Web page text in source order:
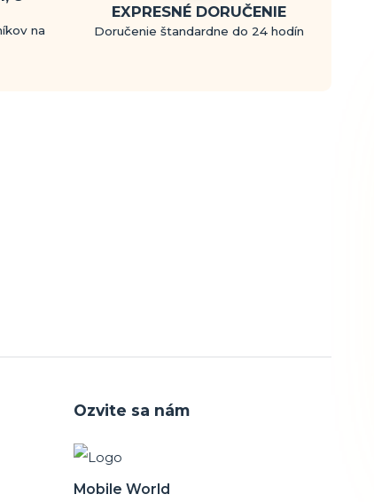
na
EXPRESNÉ DORUČENIE
Doručenie štandardne do 24 hodín
Ozvite sa nám
Mobile World